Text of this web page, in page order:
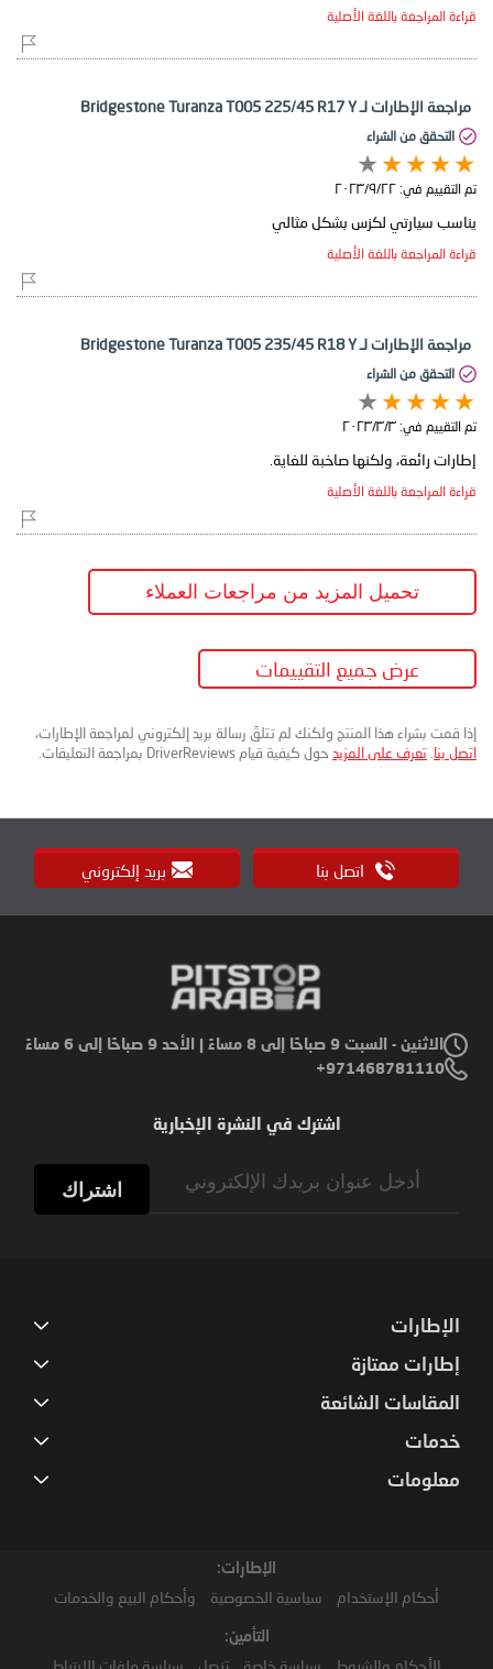
قراءة المراجعة باللغة الأصلية
مراجعة الإطارات لـ Bridgestone Turanza T005 225/45 R17 Y
التحقق من الشراء
تم التقييم في: ٢٢‏/٩‏/٢٠٢٣
يناسب سيارتي لكزس بشكل مثالي
قراءة المراجعة باللغة الأصلية
مراجعة الإطارات لـ Bridgestone Turanza T005 235/45 R18 Y
التحقق من الشراء
تم التقييم في: ٣‏/٣‏/٢٠٢٣
إطارات رائعة، ولكنها صاخبة للغاية.
قراءة المراجعة باللغة الأصلية
تحميل المزيد من مراجعات العملاء
عرض جميع التقييمات
إذا قمت بشراء هذا المنتج ولكنك لم تتلقَ رسالة بريد إلكتروني لمراجعة الإطارات،
اتصل بنا تعرف على المزيد حول كيفية قيام DriverReviews بمراجعة التعليقات.
اتصل بنا بريد إلكتروني
الاثنين - السبت 9 صباحًا إلى 8 مساءً | الأحد 9 صباحًا إلى 6 مساءً
971468781110+
اشترك في النشرة الإخبارية
اشتراك
الإطارات
إطارات ممتازة
المقاسات الشائعة
خدمات
معلومات
الإطارات:
أحكام الإستخدام سياسية الخصوصية وأحكام البيع والخدمات
التأمين: